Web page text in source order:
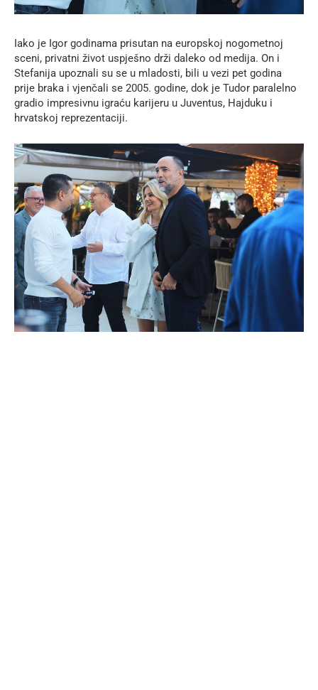
Iako je Igor godinama prisutan na europskoj nogometnoj
sceni, privatni život uspješno drži daleko od medija. On i
Stefanija upoznali su se u mladosti, bili u vezi pet godina
prije braka i vjenčali se 2005. godine, dok je Tudor paralelno
gradio impresivnu igraću karijeru u Juventus, Hajduku i
hrvatskoj reprezentaciji.